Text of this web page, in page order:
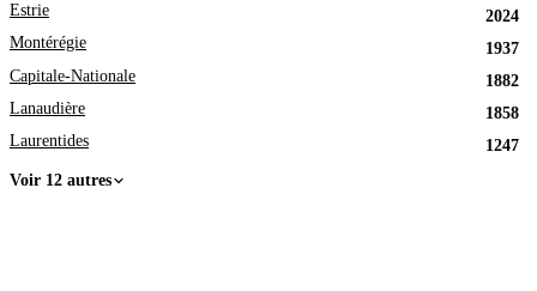
Estrie
2024
Montérégie
1937
Capitale-Nationale
1882
Lanaudière
1858
Laurentides
1247
Voir 12 autres